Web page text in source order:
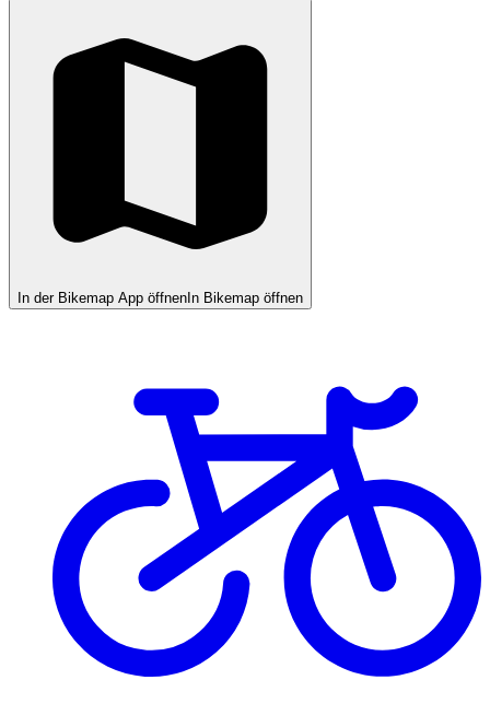
In der Bikemap App öffnen In Bikemap öffnen